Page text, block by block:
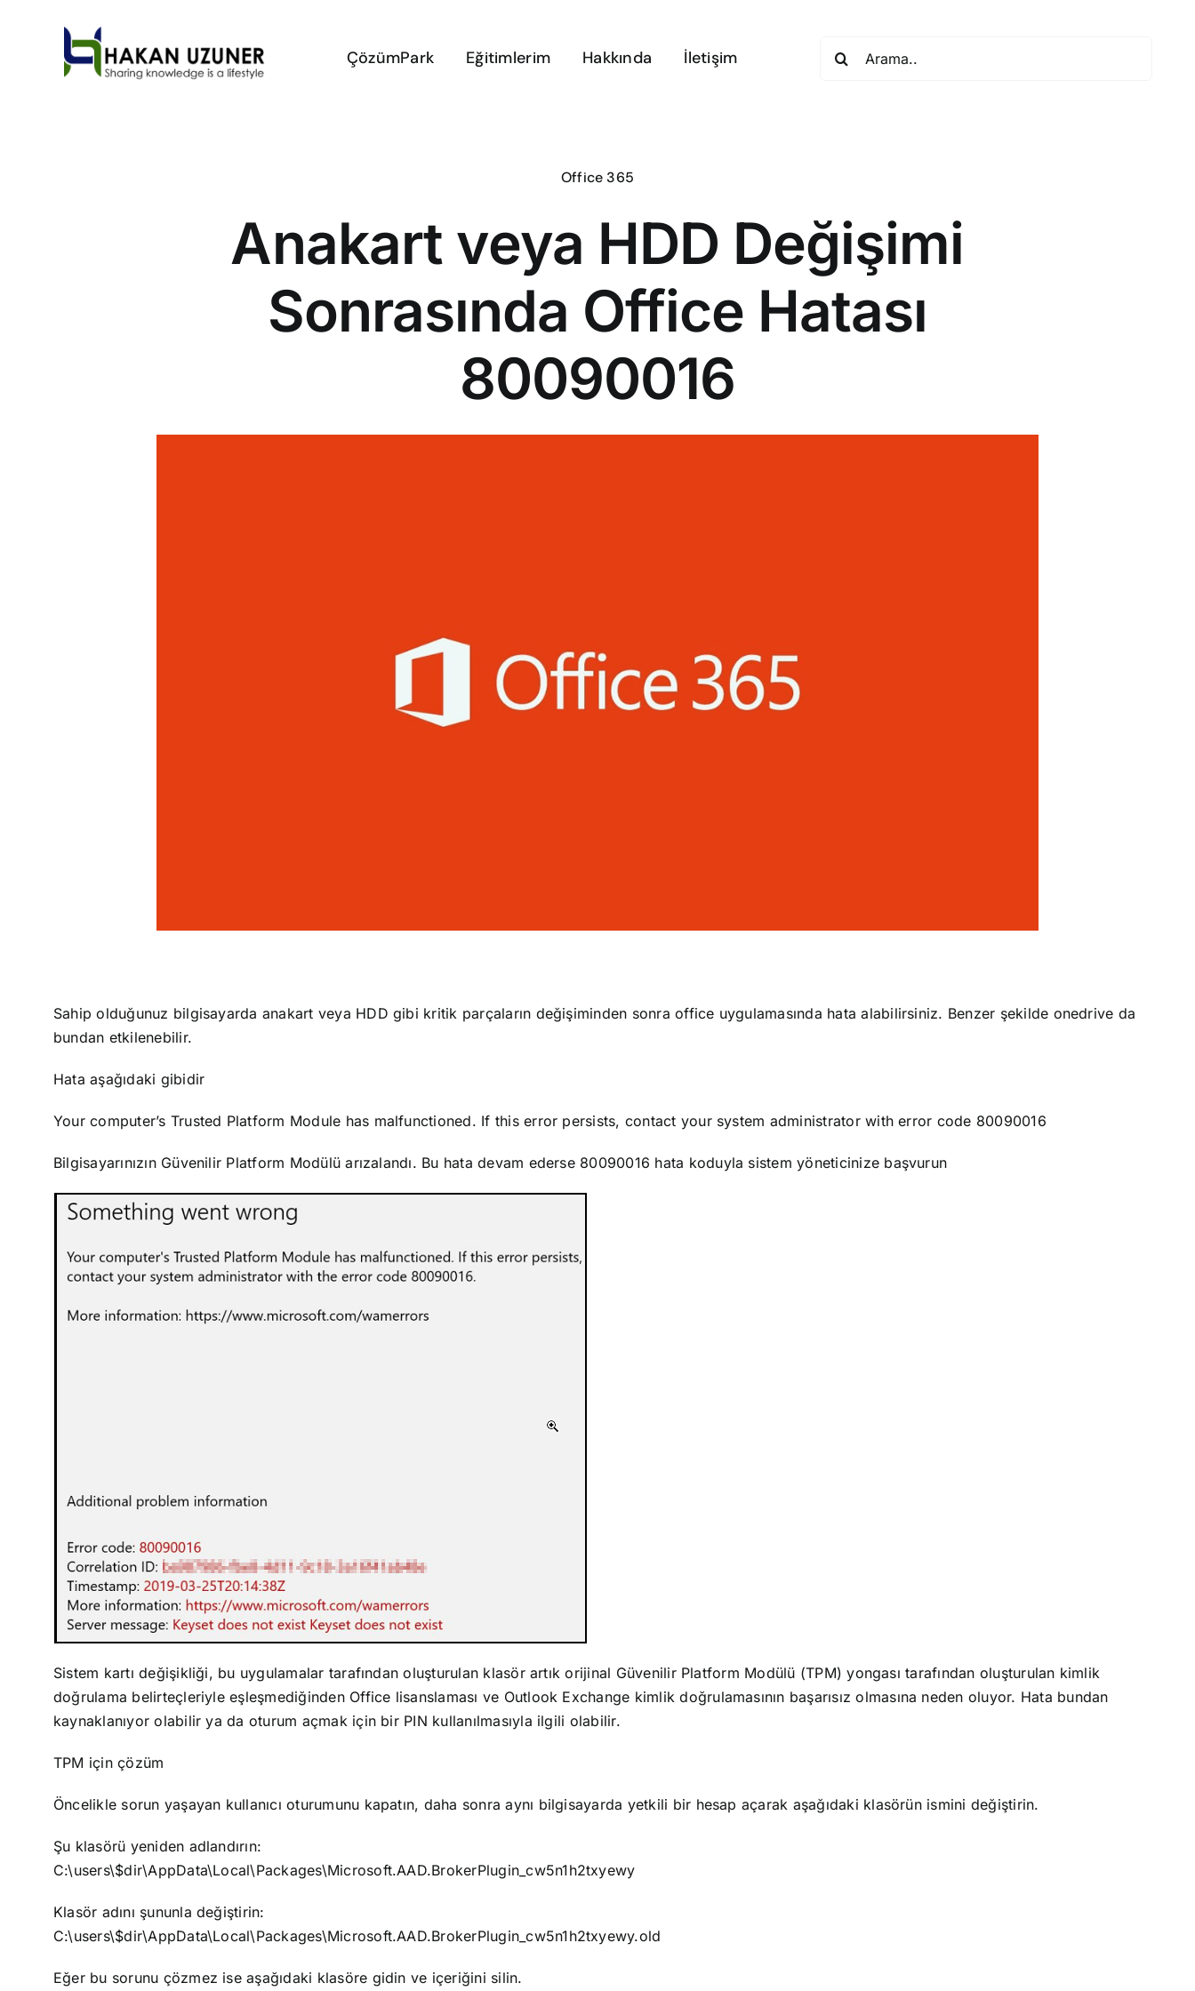
ÇözümPark Eğitimlerim Hakkında İletişim
Office 365
Anakart veya HDD Değişimi
Sonrasında Office Hatası
80090016
Sahip olduğunuz bilgisayarda anakart veya HDD gibi kritik parçaların değişiminden sonra office uygulamasında hata alabilirsiniz. Benzer şekilde onedrive da
bundan etkilenebilir.
Hata aşağıdaki gibidir
Your computer’s Trusted Platform Module has malfunctioned. If this error persists, contact your system administrator with error code 80090016
Bilgisayarınızın Güvenilir Platform Modülü arızalandı. Bu hata devam ederse 80090016 hata koduyla sistem yöneticinize başvurun
Sistem kartı değişikliği, bu uygulamalar tarafından oluşturulan klasör artık orijinal Güvenilir Platform Modülü (TPM) yongası tarafından oluşturulan kimlik
doğrulama belirteçleriyle eşleşmediğinden Office lisanslaması ve Outlook Exchange kimlik doğrulamasının başarısız olmasına neden oluyor. Hata bundan
kaynaklanıyor olabilir ya da oturum açmak için bir PIN kullanılmasıyla ilgili olabilir.
TPM için çözüm
Öncelikle sorun yaşayan kullanıcı oturumunu kapatın, daha sonra aynı bilgisayarda yetkili bir hesap açarak aşağıdaki klasörün ismini değiştirin.
Şu klasörü yeniden adlandırın:
C:\users\$dir\AppData\Local\Packages\Microsoft.AAD.BrokerPlugin_cw5n1h2txyewy
Klasör adını şununla değiştirin:
C:\users\$dir\AppData\Local\Packages\Microsoft.AAD.BrokerPlugin_cw5n1h2txyewy.old
Eğer bu sorunu çözmez ise aşağıdaki klasöre gidin ve içeriğini silin.